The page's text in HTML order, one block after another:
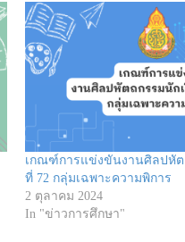
เกณฑ์การแข่งขันงานศิลปหัต
ที่ 72 กลุ่มเฉพาะความพิการ
2 ตุลาคม 2024
In "ข่าวการศึกษา"